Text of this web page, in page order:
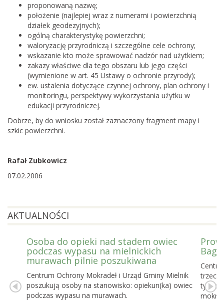
proponowaną nazwę;
położenie (najlepiej wraz z numerami i powierzchnią
działek geodezyjnych);
ogólną charakterystykę powierzchni;
waloryzację przyrodniczą i szczególne cele ochrony;
wskazanie kto może sprawować nadzór nad użytkiem;
zakazy właściwe dla tego obszaru lub jego części
(wymienione w art. 45 Ustawy o ochronie przyrody);
ew. ustalenia dotyczące czynnej ochrony, plan ochrony i
monitoringu, perspektywy wykorzystania użytku w
edukacji przyrodniczej.
Dobrze, by do wniosku został zaznaczony fragment mapy i
szkic powierzchni.
Rafał Zubkowicz
07.02.2006
AKTUALNOŚCI
Osoba do opieki nad stadem owiec
podczas wypasu na mielnickich
murawach pilnie poszukiwana
Centrum Ochrony Mokradeł i Urząd Gminy Mielnik
poszukują osoby na stanowisko: opiekun(ka) owiec
podczas wypasu na murawach.